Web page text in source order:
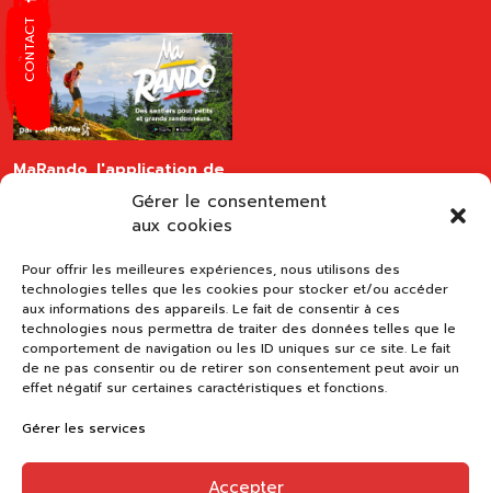
Gérer le consentement
aux cookies
Pour offrir les meilleures expériences, nous utilisons des
technologies telles que les cookies pour stocker et/ou accéder
aux informations des appareils. Le fait de consentir à ces
technologies nous permettra de traiter des données telles que le
comportement de navigation ou les ID uniques sur ce site. Le fait
de ne pas consentir ou de retirer son consentement peut avoir un
effet négatif sur certaines caractéristiques et fonctions.
Gérer les services
Accepter
CONTACT
MaRando, l'application de
la FFRandonnée
disponible sur les stores